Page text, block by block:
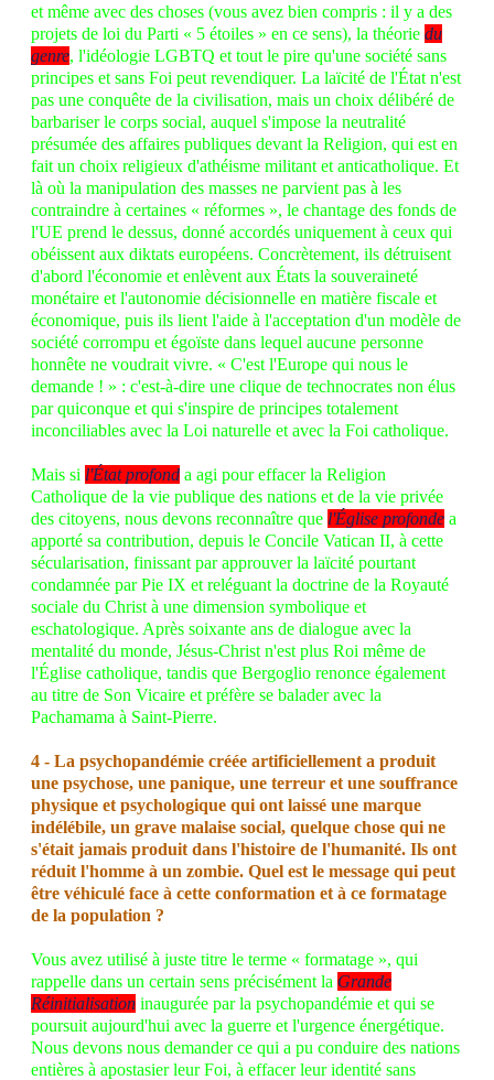
et même avec des choses (vous avez bien compris : il y a des
projets de loi du Parti « 5 étoiles » en ce sens), la théorie du
genre, l'idéologie LGBTQ et tout le pire qu'une société sans
principes et sans Foi peut revendiquer. La laïcité de l'État n'est
pas une conquête de la civilisation, mais un choix délibéré de
barbariser le corps social, auquel s'impose la neutralité
présumée des affaires publiques devant la Religion, qui est en
fait un choix religieux d'athéisme militant et anticatholique. Et
là où la manipulation des masses ne parvient pas à les
contraindre à certaines « réformes », le chantage des fonds de
l'UE prend le dessus, donné accordés uniquement à ceux qui
obéissent aux diktats européens. Concrètement, ils détruisent
d'abord l'économie et enlèvent aux États la souveraineté
monétaire et l'autonomie décisionnelle en matière fiscale et
économique, puis ils lient l'aide à l'acceptation d'un modèle de
société corrompu et égoïste dans lequel aucune personne
honnête ne voudrait vivre. « C'est l'Europe qui nous le
demande ! » : c'est-à-dire une clique de technocrates non élus
par quiconque et qui s'inspire de principes totalement
inconciliables avec la Loi naturelle et avec la Foi catholique.
Mais si l'État profond a agi pour effacer la Religion
Catholique de la vie publique des nations et de la vie privée
des citoyens, nous devons reconnaître que l'Église profonde a
apporté sa contribution, depuis le Concile Vatican II, à cette
sécularisation, finissant par approuver la laïcité pourtant
condamnée par Pie IX et reléguant la doctrine de la Royauté
sociale du Christ à une dimension symbolique et
eschatologique. Après soixante ans de dialogue avec la
mentalité du monde, Jésus-Christ n'est plus Roi même de
l'Église catholique, tandis que Bergoglio renonce également
au titre de Son Vicaire et préfère se balader avec la
Pachamama à Saint-Pierre.
4 - La psychopandémie créée artificiellement a produit
une psychose, une panique, une terreur et une souffrance
physique et psychologique qui ont laissé une marque
indélébile, un grave malaise social, quelque chose qui ne
s'était jamais produit dans l'histoire de l'humanité. Ils ont
réduit l'homme à un zombie. Quel est le message qui peut
être véhiculé face à cette conformation et à ce formatage
de la population ?
Vous avez utilisé à juste titre le terme « formatage », qui
rappelle dans un certain sens précisément la Grande
Réinitialisation inaugurée par la psychopandémie et qui se
poursuit aujourd'hui avec la guerre et l'urgence énergétique.
Nous devons nous demander ce qui a pu conduire des nations
entières à apostasier leur Foi, à effacer leur identité sans